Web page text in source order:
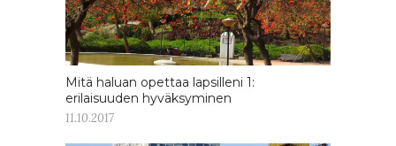
Mitä haluan opettaa lapsilleni 1:
erilaisuuden hyväksyminen
11.10.2017